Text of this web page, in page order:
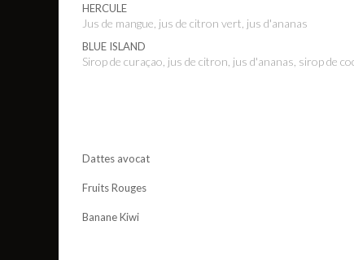
HERCULE
Jus de mangue, jus de citron vert, jus d'ananas
BLUE ISLAND
Sirop de curaçao, jus de citron, jus d'ananas, sirop de
Dattes avocat
Fruits Rouges
Banane Kiwi